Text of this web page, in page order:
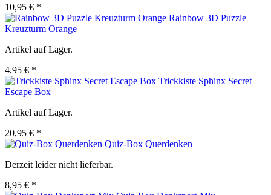
10,95 € *
Rainbow 3D Puzzle
Kreuzturm Orange
Artikel auf Lager.
4,95 € *
Trickkiste Sphinx Secret
Escape Box
Artikel auf Lager.
20,95 € *
Quiz-Box Querdenken
Derzeit leider nicht lieferbar.
8,95 € *